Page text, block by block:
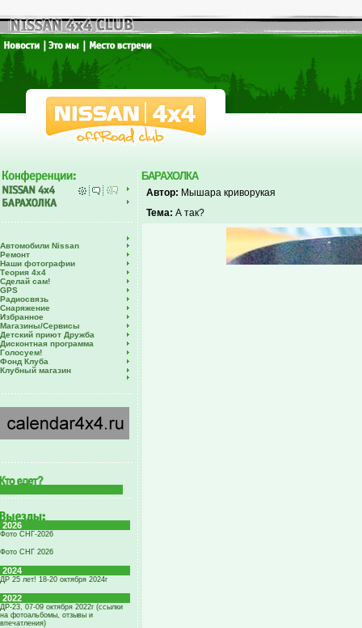
Автомобили Nissan
Ремонт
Наши фотографии
Теория 4х4
Сделай сам!
GPS
Радиосвязь
Снаряжение
Избранное
Магазины/Сервисы
Детский приют Дружба
Дисконтная программа
Голосуем!
Фонд Клуба
Клубный магазин
2026
Фото СНГ-2026
Фото СНГ 2026
2024
ДР 25 лет! 18-20 октября 2024г
2022
ДР-23, 07-09 октября 2022г (ссылки
на фотоальбомы, отзывы и
впечатления)
БАРАХОЛКА
Автор: Мышара криворукая
Тема: А так?